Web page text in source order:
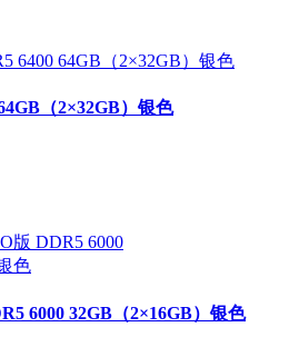
（2×32GB）银色
6000 32GB（2×16GB）银色